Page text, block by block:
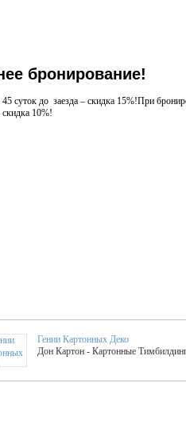
бронирование!
суток до заезда – скидка 15%!При
скидка 10%!
Гении Картонных Деко
Дон Картон - Картонные